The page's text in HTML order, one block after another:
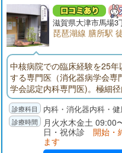
滋賀県大津市馬場3
琵琶湖線 膳所駅
中核病院での臨床経験を25
する専門医（消化器病学会
学会認定内科専門医)。極細
使用しての胃、腸、肝臓な
意とする。一方、高血圧、糖
多彩な病気に対応できる診断
内科専門医も併せ持ち地域
内科・消化器内科・
月火水木金土
日・祝休診 開始・
ます